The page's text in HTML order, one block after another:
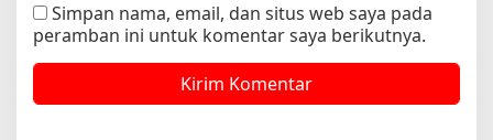
Simpan nama, email, dan situs web saya pada
peramban ini untuk komentar saya berikutnya.